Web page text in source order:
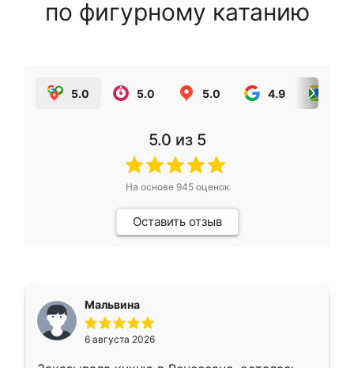
по фигурному катанию
5.0 5.0 5.0 4.9
5.0 из 5
На основе 945оценок
Оставить отзыв
Мальвина
6 августа 2026